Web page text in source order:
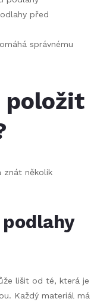
před
správnému
položit
znát několik
lišit od té, která je
Každý materiál má